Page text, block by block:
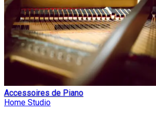
Accessoires de Piano
Home Studio